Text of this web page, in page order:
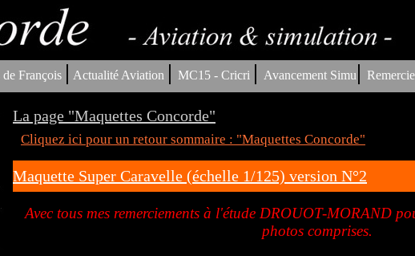
de François | Actualité Aviation | MC15 - Cricri | Avancement Simu|
La page "Maquettes Concorde"
Cliquez ici pour un retour sommaire : "Maquettes Concorde"
Maquette Super Caravelle (échelle 1/125) version N°2
Avec tous mes remerciements à l'étude DROUOT-MORAND
photos comprises.